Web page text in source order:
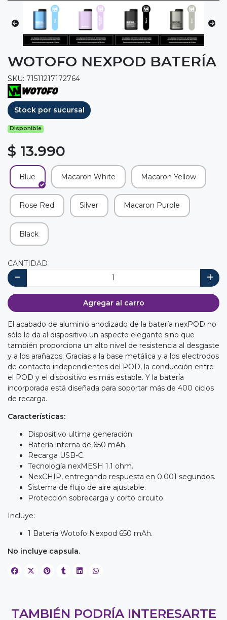
WOTOFO NEXPOD BATERÍA
SKU: 71511217172764
Stock por sucursal
Disponible
$ 13.990
Blue Macaron White Macaron Yellow
Rose Red Silver Macaron Purple
Black
CANTIDAD
Agregar al carro
El acabado de aluminio anodizado de la batería nexPOD no
sólo le da al dispositivo un aspecto elegante sino que
también proporciona un alto nivel de resistencia al desgaste
y a los arañazos. Gracias a la base metálica y a los electrodos
de contacto independientes del POD, la conducción entre
el POD y el dispositivo es más estable. Y la batería
incorporada está diseñada para soportar más de 400 ciclos
de recarga.
Características:
Dispositivo ultima generación.
Batería interna de 650 mAh.
Recarga USB-C.
Tecnología nexMESH 1.1 ohm.
NexCHIP, entregando respuesta en 0.001 segundos.
Sistema de flujo de aire ajustable.
Protección sobrecarga y corto circuito.
Incluye:
1 Batería Wotofo Nexpod 650 mAh.
No incluye capsula.
TAMBIÉN PODRÍA INTERESARTE